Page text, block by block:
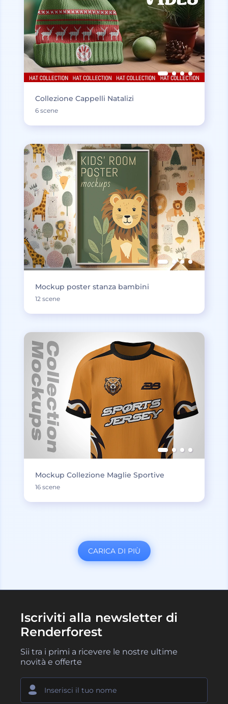
Collezione Cappelli Natalizi
6 scene
Mockup poster stanza bambini
12 scene
Mockup Collezione Maglie Sportive
16 scene
CARICA DI PIÙ
Iscriviti alla newsletter di
Renderforest
Sii tra i primi a ricevere le nostre ultime
novità e offerte